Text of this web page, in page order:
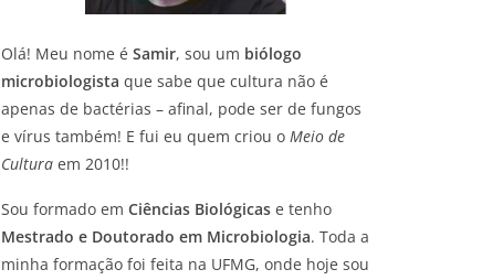
Olá! Meu nome é Samir, sou um biólogo
microbiologista que sabe que cultura não é
apenas de bactérias – afinal, pode ser de fungos
e vírus também! E fui eu quem criou o Meio de
Cultura em 2010!!
Sou formado em Ciências Biológicas e tenho
Mestrado e Doutorado em Microbiologia. Toda a
minha formação foi feita na UFMG, onde hoje sou